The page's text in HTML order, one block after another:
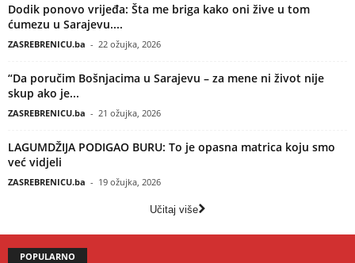
Dodik ponovo vrijeđa: Šta me briga kako oni žive u tom
ćumezu u Sarajevu....
ZASREBRENICU.ba - 22 ožujka, 2026
“Da poručim Bošnjacima u Sarajevu – za mene ni život nije
skup ako je...
ZASREBRENICU.ba - 21 ožujka, 2026
LAGUMDŽIJA PODIGAO BURU: To je opasna matrica koju smo
već vidjeli
ZASREBRENICU.ba - 19 ožujka, 2026
Učitaj više
POPULARNO